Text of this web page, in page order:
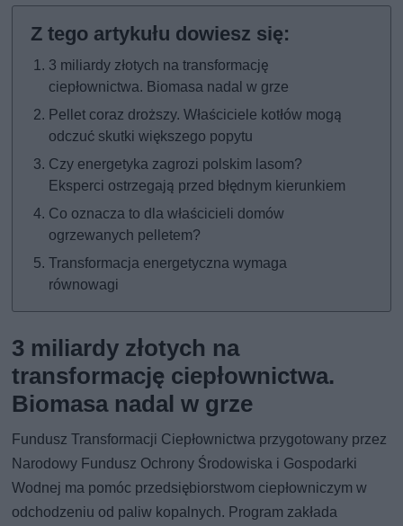
3 miliardy złotych na transformację
ciepłownictwa. Biomasa nadal w grze
Pellet coraz droższy. Właściciele kotłów mogą
odczuć skutki większego popytu
Czy energetyka zagrozi polskim lasom?
Eksperci ostrzegają przed błędnym kierunkiem
Co oznacza to dla właścicieli domów
ogrzewanych pelletem?
Transformacja energetyczna wymaga
równowagi
3 miliardy złotych na
transformację ciepłownictwa.
Biomasa nadal w grze
Fundusz Transformacji Ciepłownictwa przygotowany przez
Narodowy Fundusz Ochrony Środowiska i Gospodarki
Wodnej ma pomóc przedsiębiorstwom ciepłowniczym w
odchodzeniu od paliw kopalnych. Program zakłada